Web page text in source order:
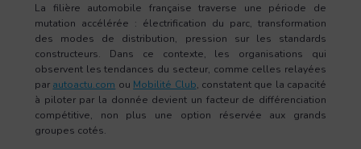
La filière automobile française traverse une période de
mutation accélérée : électrification du parc, transformation
des modes de distribution, pression sur les standards
constructeurs. Dans ce contexte, les organisations qui
observent les tendances du secteur, comme celles relayées
par autoactu.com ou Mobilité Club, constatent que la capacité
à piloter par la donnée devient un facteur de différenciation
compétitive, non plus une option réservée aux grands
groupes cotés.